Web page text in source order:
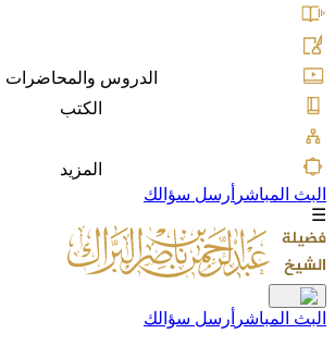
الدروس والمحاضرات
الكتب
المزيد
البث المباشر أرسل سؤالك
☰
البث المباشر أرسل سؤالك